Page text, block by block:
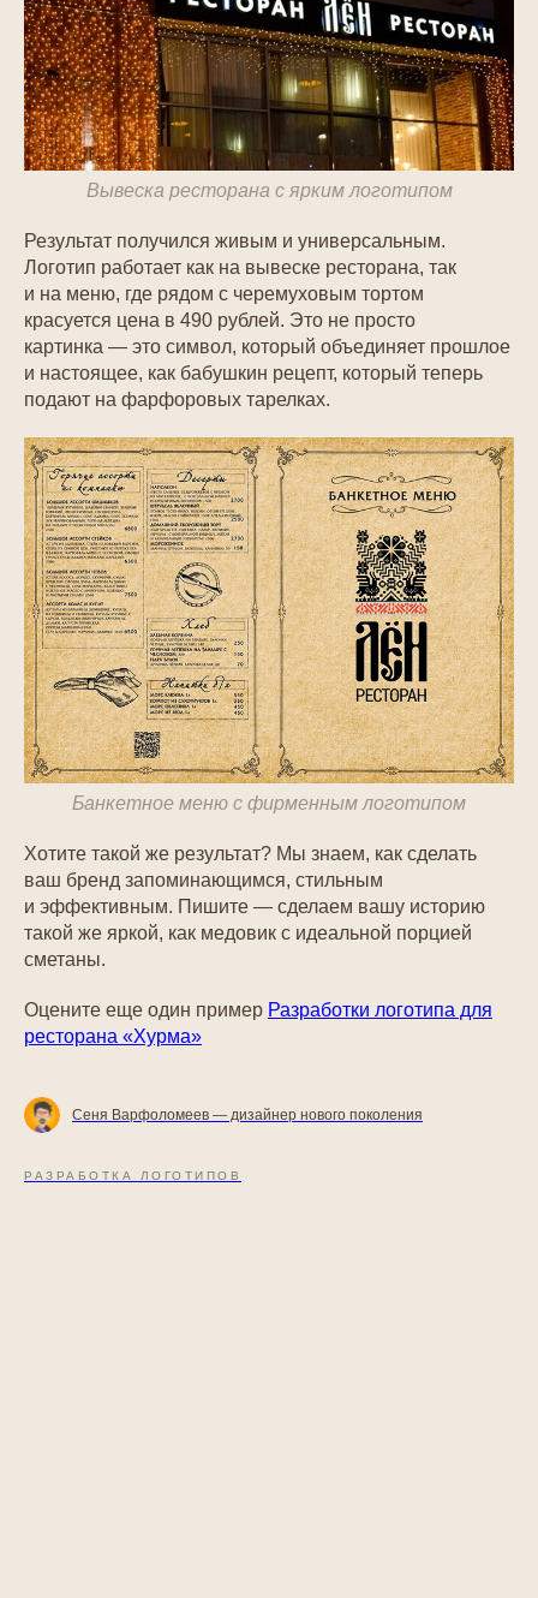
Вывеска ресторана с ярким логотипом
Результат получился живым и универсальным.
Логотип работает как на вывеске ресторана, так
и на меню, где рядом с черемуховым тортом
красуется цена в 490 рублей. Это не просто
картинка — это символ, который объединяет прошлое
и настоящее, как бабушкин рецепт, который теперь
подают на фарфоровых тарелках.
Банкетное меню с фирменным логотипом
Хотите такой же результат? Мы знаем, как сделать
ваш бренд запоминающимся, стильным
и эффективным. Пишите — сделаем вашу историю
такой же яркой, как медовик с идеальной порцией
сметаны.
Оцените еще один пример Разработки логотипа для
ресторана «Хурма»
Сеня Варфоломеев — дизайнер нового поколения
РАЗРАБОТКА ЛОГОТИПОВ